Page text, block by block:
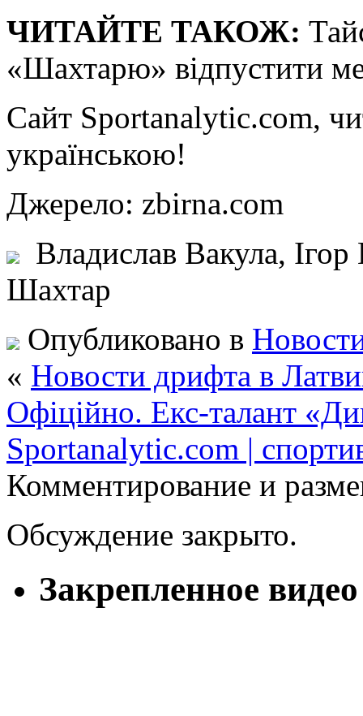
ЧИТАЙТЕ ТАКОЖ:
«Шахтарю» відпустити
Сайт Sportanalytic.com,
українською!
Джерело: zbirna.com
Владислав Вакула,
Шахтар
Опубликовано в
« Новости дрифта в
Офіційно. Екс-талант
Sportanalytic.com |
Комментирование и
Обсуждение закрыто.
Закрепленное видео